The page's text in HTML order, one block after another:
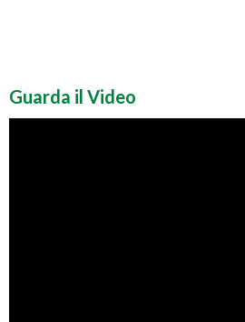
Guarda il Video